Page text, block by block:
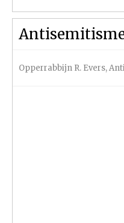
Opperrabbijn R. Evers,